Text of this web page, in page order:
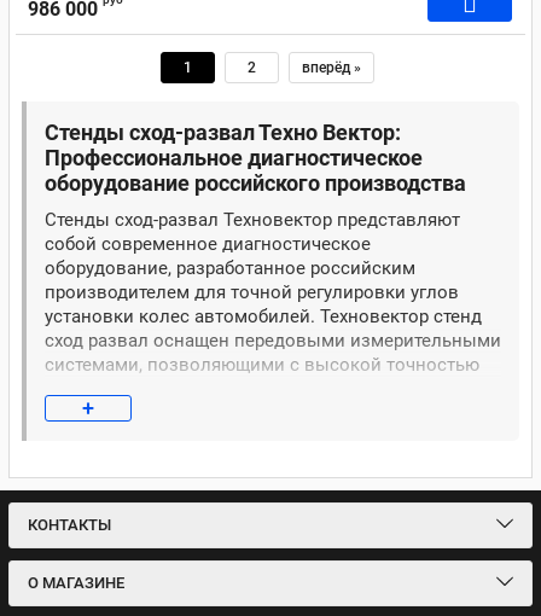
986 000
1 2 вперёд »
Стенды сход-развал Техно Вектор:
Профессиональное диагностическое
оборудование российского производства
Стенды сход-развал Техновектор представляют
собой современное диагностическое
оборудование, разработанное российским
производителем для точной регулировки углов
установки колес автомобилей. Техновектор стенд
сход развал оснащен передовыми измерительными
системами, позволяющими с высокой точностью
кастера. Стенд сход развал Вектор отличается
для автосервисов различного уровня.
Оборудование используется для диагностики и
регулировки геометрии колес легковых
автомобилей, внедорожников и легких грузовиков.
Стенд развал схождения Техновектор обеспечивает
точные измерения, которые позволяют продлить
+
КОНТАКТЫ
О МАГАЗИНЕ